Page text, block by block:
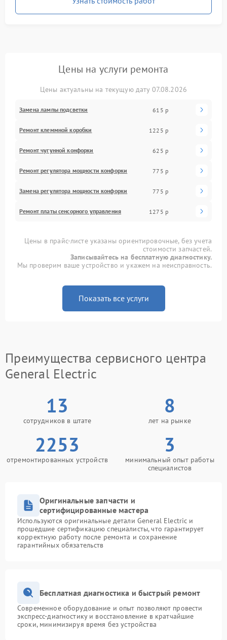
Цены на услуги ремонта
Цены актуальны на текущую дату 07.08.2026
Замена лампы подсветки 615 р
Ремонт клеммной коробки 1225 р
Ремонт чугунной конфорки 625 р
Ремонт регулятора мощности конфорки 775 р
Замена регулятора мощности конфорки 775 р
Ремонт платы сенсорного управления 1275 р
Цены в прайс-листе указаны ориентировочные, без учета
стоимости запчастей.
Записывайтесь на бесплатную диагностику.
Мы проверим ваше устройство и укажем на неисправность.
Показать все услуги
Преимущества сервисного центра
General Electric
13
сотрудников в штате
8
лет на рынке
2253
отремонтированных устройств
3
минимальный опыт работы
специалистов
Оригинальные запчасти и
сертифицированные мастера
Используются оригинальные детали General Electric и
прошедшие сертификацию специалисты, что гарантирует
корректную работу после ремонта и сохранение
гарантийных обязательств
Бесплатная диагностика и быстрый ремонт
Современное оборудование и опыт позволяют провести
экспресс-диагностику и восстановление в кратчайшие
сроки, минимизируя время без устройства